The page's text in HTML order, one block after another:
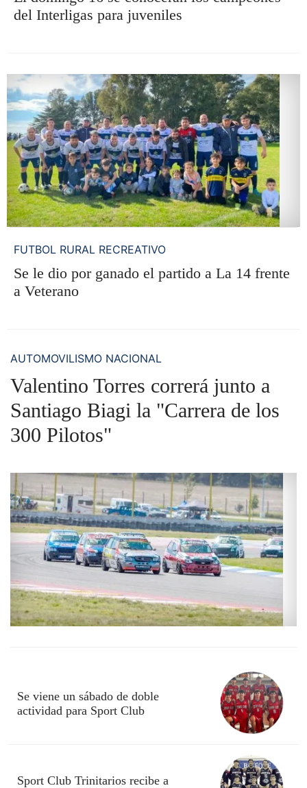
del Interligas para juveniles
FUTBOL RURAL RECREATIVO
Se le dio por ganado el partido a La 14 frente
a Veterano
AUTOMOVILISMO NACIONAL
Valentino Torres correrá junto a
Santiago Biagi la "Carrera de los
300 Pilotos"
Se viene un sábado de doble
actividad para Sport Club
Sport Club Trinitarios recibe a